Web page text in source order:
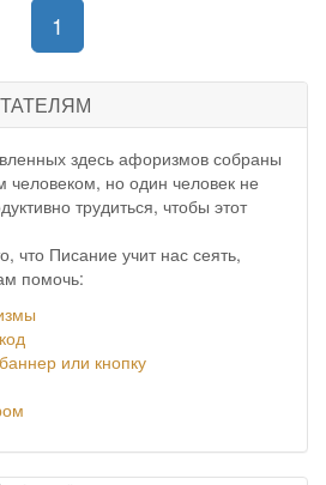
1
здесь афоризмов собраны
человеком, но один человек не
трудиться, чтобы этот
что Писание учит нас сеять,
помочь:
или кнопку